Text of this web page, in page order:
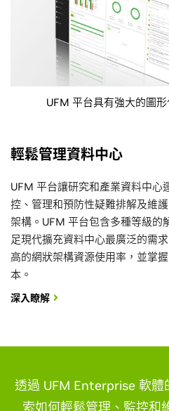
輕鬆管理資料中心
UFM 平台讓研究和產業資料中心
控、管理和預防性疑難排解及維
架構。UFM 平台包含多種等級的
足現代擴充資料中心最廣泛的需
高的網狀架構資源使用率，並掌
本。
深入瞭解
UFM 平台具有強大的圖形
透過 UFM Enterprise 軟體
索如何輕鬆管理、監控